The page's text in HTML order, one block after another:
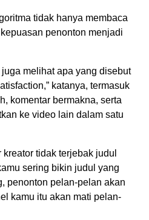
tidak hanya membaca
penonton menjadi
melihat apa yang disebut
katanya, termasuk
komentar bermakna, serta
ke video lain dalam satu
tidak terjebak judul
sering bikin judul yang
penonton pelan-pelan akan
kamu itu akan mati pelan-